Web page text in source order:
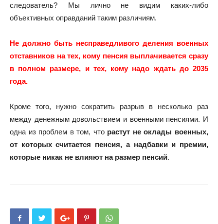
следователь? Мы лично не видим каких-либо
объективных оправданий таким различиям.
Не должно быть несправедливого деления военных
отставников на тех, кому пенсия выплачивается сразу
в полном размере, и тех, кому надо ждать до 2035
года.
Кроме того, нужно сократить разрыв в несколько раз
между денежным довольствием и военными пенсиями. И
одна из проблем в том, что растут не оклады военных,
от которых считается пенсия, а надбавки и премии,
которые никак не влияют на размер пенсий.